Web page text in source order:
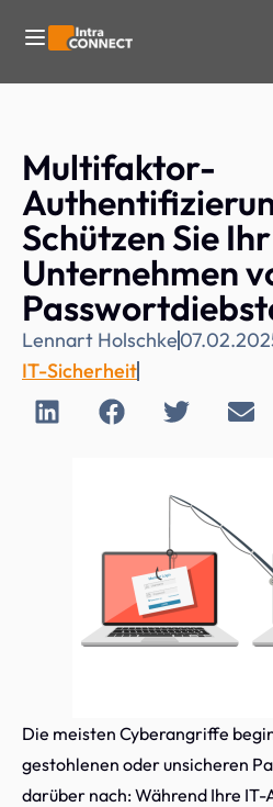
Multifaktor-
Schützen Sie Ihr
Unternehmen
Lennart Holschke
IT-Sicherheit
Die meisten Cyberangriffe
gestohlenen oder unsicheren
darüber nach: Während Ihre IT-